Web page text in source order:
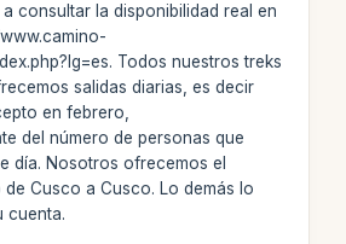
consultar la disponibilidad real en
Todos nuestros treks
salidas diarias, es decir
en febrero,
del número de personas que
día. Nosotros ofrecemos el
Cusco a Cusco. Lo demás lo
cuenta.